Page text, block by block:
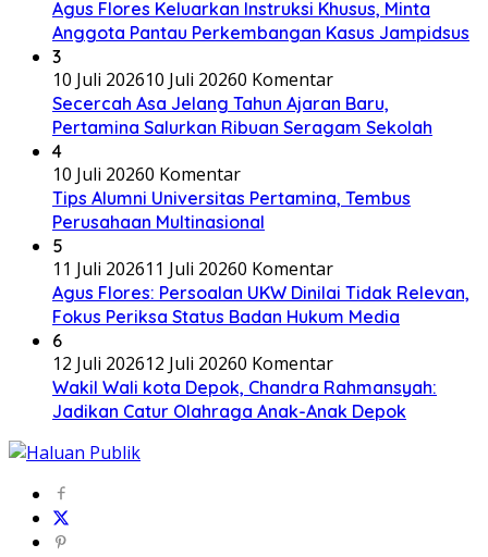
Agus Flores Keluarkan Instruksi Khusus, Minta
Anggota Pantau Perkembangan Kasus Jampidsus
3
10 Juli 202610 Juli 20260 Komentar
Secercah Asa Jelang Tahun Ajaran Baru,
Pertamina Salurkan Ribuan Seragam Sekolah
4
10 Juli 20260 Komentar
Tips Alumni Universitas Pertamina, Tembus
Perusahaan Multinasional
5
11 Juli 202611 Juli 20260 Komentar
Agus Flores: Persoalan UKW Dinilai Tidak Relevan,
Fokus Periksa Status Badan Hukum Media
6
12 Juli 202612 Juli 20260 Komentar
Wakil Wali kota Depok, Chandra Rahmansyah:
Jadikan Catur Olahraga Anak-Anak Depok